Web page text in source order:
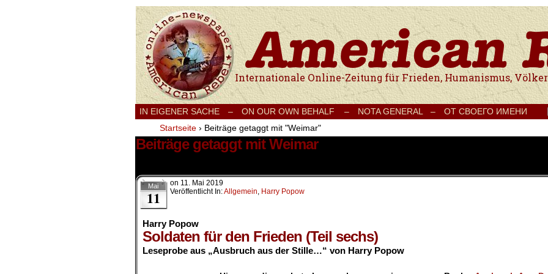
Internationale Onlinezeitung für Frieden, Humanismus, Völkerverständigung und
IN EIGENER SACHE – ON OUR OWN BEHALF – NOTA GENERAL – ОТ СВОЕГО ИМЕНИ
Startseite › Beiträge getaggt mit "Weimar"
Beiträge getaggt mit Weimar
Mai
11
on 11. Mai 2019
Veröffentlicht In:Allgemein, Harry Popow
Harry Popow
Soldaten für den Frieden (Teil sechs)
Leseprobe aus „Ausbruch aus der Stille…“ von Harry Popow